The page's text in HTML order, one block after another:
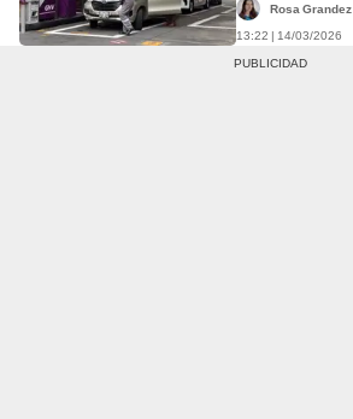
Rosa Grandez
13:22 | 14/03/2026